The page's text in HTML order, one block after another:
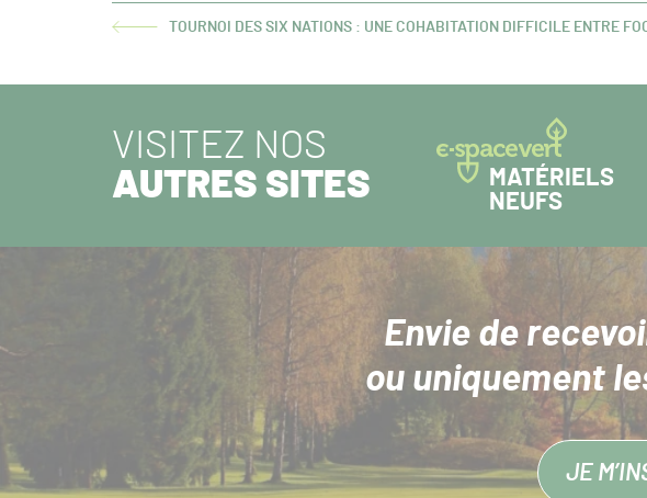
ARTICLE
TOURNOI DES SIX NATIONS : UNE COHABITATION DIFFICILE ENTRE
VISITEZ NOS
AUTRES SITES
MATÉRIELS
NEUFS
Envie de
ou uniquement
JE